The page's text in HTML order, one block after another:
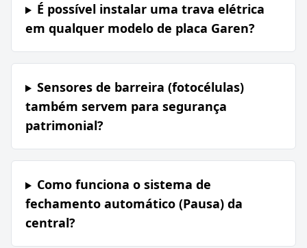
É possível instalar uma trava elétrica
em qualquer modelo de placa Garen?
Sensores de barreira (fotocélulas)
também servem para segurança
patrimonial?
Como funciona o sistema de
fechamento automático (Pausa) da
central?